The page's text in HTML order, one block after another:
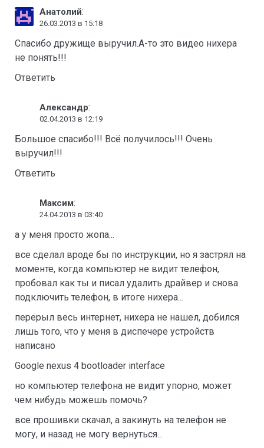
Анатолий:
26.03.2013 в 15:18
Спасибо дружище выручил.А-то это видео нихера
не понять!!!
Ответить
Александр:
02.04.2013 в 12:19
Большое спасибо!!! Всё получилось!!! Очень
выручил!!!
Ответить
Максим:
24.04.2013 в 03:40
а у меня просто жопа...
все сделал вроде бы по инструкции, но я застрял на
моменте, когда компьютер не видит телефон,
пробовал как ты и писал удалить драйвер и снова
подключить телефон, в итоге нихера...
перерыл весь интернет, нихера не нашел, добился
лишь того, что у меня в диспечере устройств
написано
Google nexus 4 bootloader interface
но компьютер телефона не видит упорно, может
чем нибудь можешь помочь?
все прошивки скачал, а закинуть на телефон не
могу, и назад не могу вернуться...